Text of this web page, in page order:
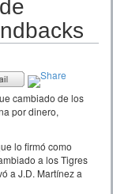
cambiado de los
por dinero,
lo firmó como
a los Tigres
a J.D. Martínez a